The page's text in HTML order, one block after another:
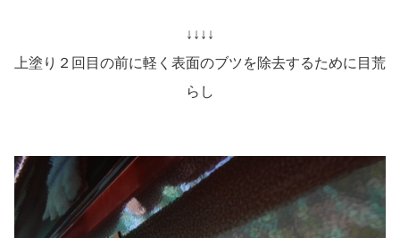
↓↓↓↓
上塗り２回目の前に軽く表面のブツを除去するために目荒
らし